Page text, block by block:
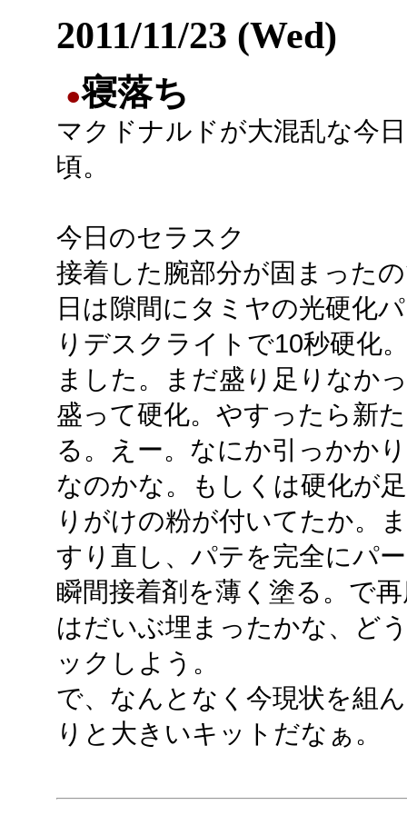
2011/11/23 (Wed)
●寝落ち
マクドナルドが大混乱な今
頃。
今日のセラスク
接着した腕部分が固まった
日は隙間にタミヤの光硬化
りデスクライトで10秒硬化
ました。まだ盛り足りなか
盛って硬化。やすったら新
る。えー。なにか引っかか
なのかな。もしくは硬化が
りがけの粉が付いてたか。
すり直し、パテを完全にパ
瞬間接着剤を薄く塗る。で
はだいぶ埋まったかな、ど
ックしよう。
で、なんとなく今現状を組
りと大きいキットだなぁ。